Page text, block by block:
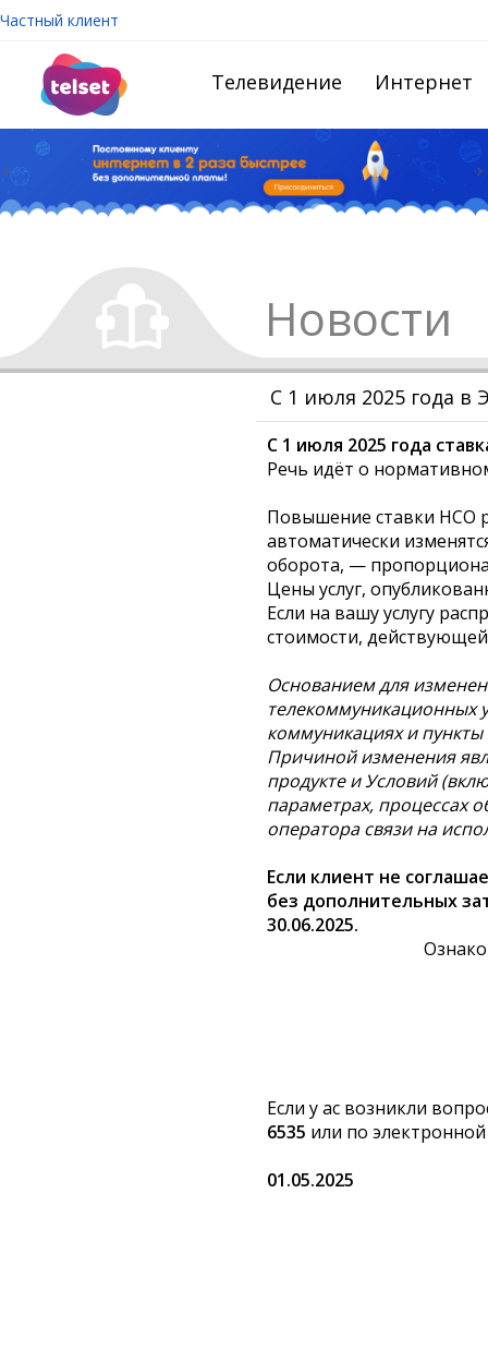
Частный клиент
Телевидение Интернет
Новости
С 1 июля 2025 года в
С 1 июля 2025 года
Речь идёт о
Повышение ставки НСО
автоматически
оборота, —
Цены услуг,
Если на вашу услугу
стоимости,
Основанием для
телекоммуникационных
коммуникациях и
Причиной изменения
продукте и Условий
параметрах, процессах
оператора связи на
Если клиент не
без дополнительных
30.06.2025.
Если у ас возникли
6535 или по
01.05.2025